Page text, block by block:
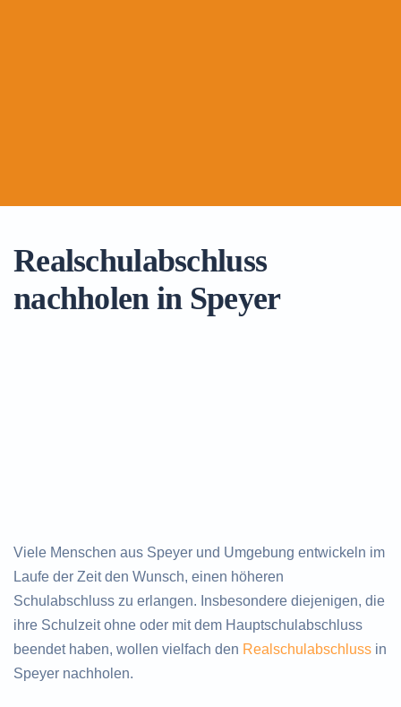
Realschulabschluss
nachholen in Speyer
Viele Menschen aus Speyer und Umgebung entwickeln im
Laufe der Zeit den Wunsch, einen höheren
Schulabschluss zu erlangen. Insbesondere diejenigen, die
ihre Schulzeit ohne oder mit dem Hauptschulabschluss
beendet haben, wollen vielfach den Realschulabschluss in
Speyer nachholen.